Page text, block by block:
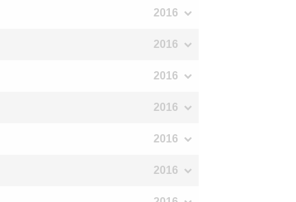
2016
2016
2016
2016
2016
2016